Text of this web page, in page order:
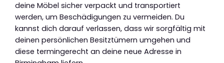
deine Möbel sicher verpackt und transportiert
werden, um Beschädigungen zu vermeiden. Du
kannst dich darauf verlassen, dass wir sorgfältig mit
deinen persönlichen Besitztümern umgehen und
diese termingerecht an deine neue Adresse in